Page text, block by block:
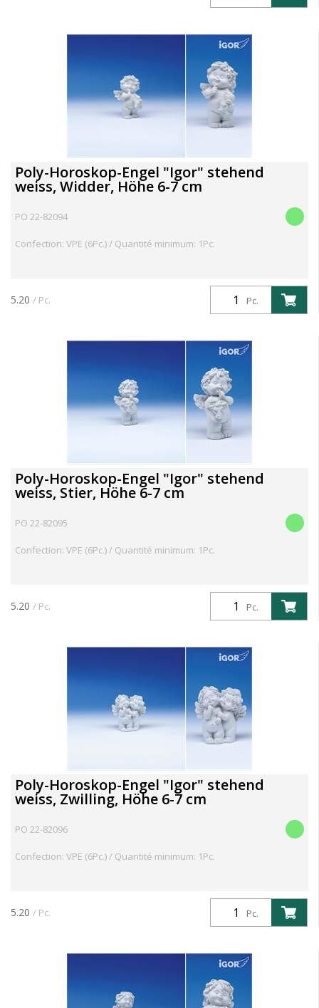
Poly-Horoskop-Engel "Igor" stehend
weiss, Widder, Höhe 6-7 cm
PO 22-82094
Confection: VPE (6Pc.) / Quantité minimum: 1Pc.
Pc.
5.20 / Pc.
Poly-Horoskop-Engel "Igor" stehend
weiss, Stier, Höhe 6-7 cm
PO 22-82095
Confection: VPE (6Pc.) / Quantité minimum: 1Pc.
Pc.
5.20 / Pc.
Poly-Horoskop-Engel "Igor" stehend
weiss, Zwilling, Höhe 6-7 cm
PO 22-82096
Confection: VPE (6Pc.) / Quantité minimum: 1Pc.
Pc.
5.20 / Pc.